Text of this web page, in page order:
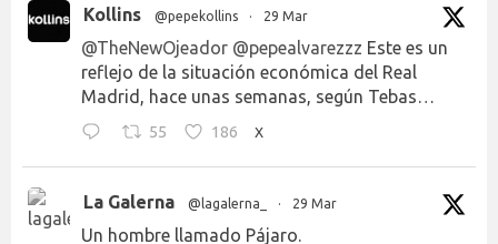
Kollins @pepekollins · 29 Mar
@TheNewOjeador @pepealvarezzz Este es un
reflejo de la situación económica del Real
Madrid, hace unas semanas, según Tebas…
55 186 X
La Galerna @lagalerna_ · 29 Mar
Un hombre llamado Pájaro.